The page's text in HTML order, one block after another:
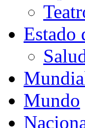
Estado
Mundo